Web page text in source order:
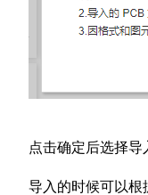
点击确定后选择导
导入的时候可以根